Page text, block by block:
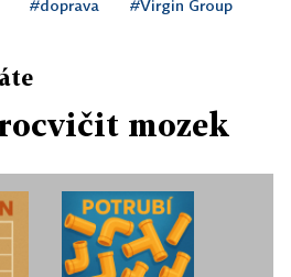
#doprava #Virgin Group
mozek